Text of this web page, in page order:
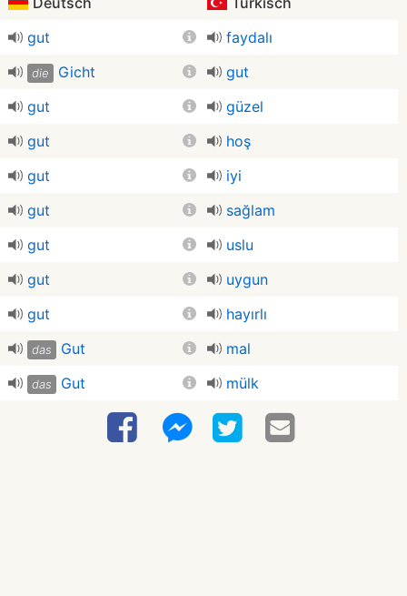
gut
faydalı
die Gicht
gut
gut
güzel
gut
hoş
gut
iyi
gut
sağlam
gut
uslu
gut
uygun
gut
hayırlı
das Gut mal
das Gut mülk